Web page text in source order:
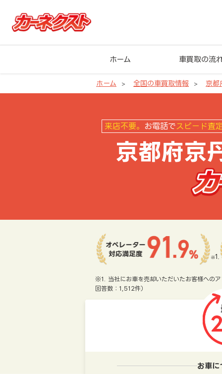
ホーム 車買取の流
ホーム 全国の車買取情報 京都
来店不要。 お電話で スピード査
京都府京
※1. 当社にお車を売却いただいたお客様への
回答数：1,512件）
お車に